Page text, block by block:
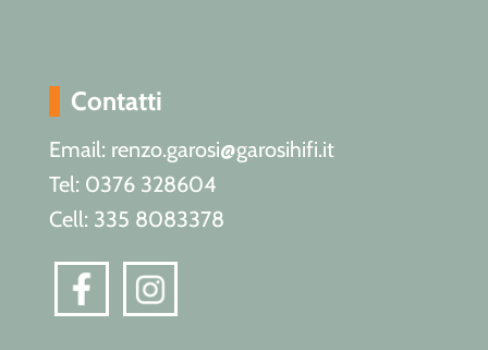
Contatti
Email: renzo.garosi@garosihifi.it
Tel: 0376 328604
Cell: 335 8083378